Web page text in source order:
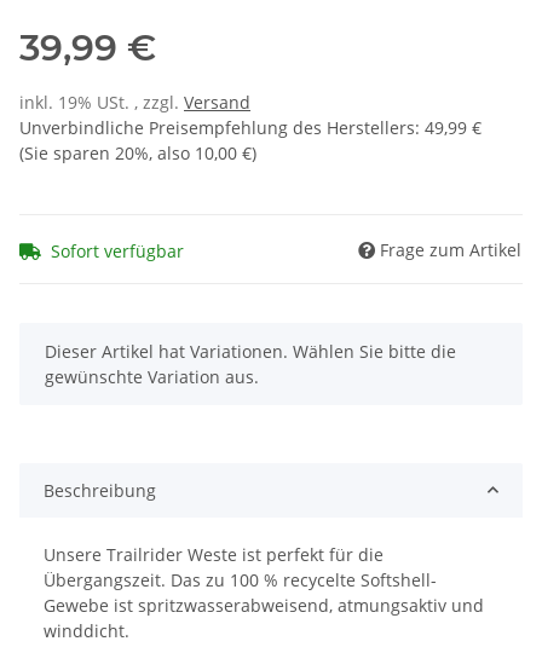
39,99 €
inkl. 19% USt. , zzgl. Versand
Unverbindliche Preisempfehlung des Herstellers: 49,99 €
(Sie sparen 20%, also 10,00 €)
Sofort verfügbar Frage zum Artikel
x
Dieser Artikel hat Variationen. Wählen Sie bitte die
gewünschte Variation aus.
Beschreibung
Unsere Trailrider Weste ist perfekt für die
Übergangszeit. Das zu 100 % recycelte Softshell-
Gewebe ist spritzwasserabweisend, atmungsaktiv und
winddicht.